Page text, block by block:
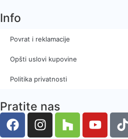
Info
Povrat i reklamacije
Opšti uslovi kupovine
Politika privatnosti
Pratite nas